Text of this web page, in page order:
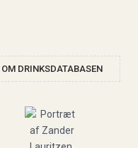
OM DRINKSDATABASEN